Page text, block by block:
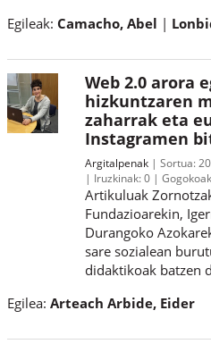
Egileak: Camacho, Abel
Web 2.0 arora
hizkuntzaren
zaharrak eta
Instagramen
Argitalpenak Sortua:
Iruzkinak:0
Artikuluak
Fundazioarekin,
Durangoko
sare sozialean
didaktikoak batzen
Egilea: Arteach Arbide, Eider